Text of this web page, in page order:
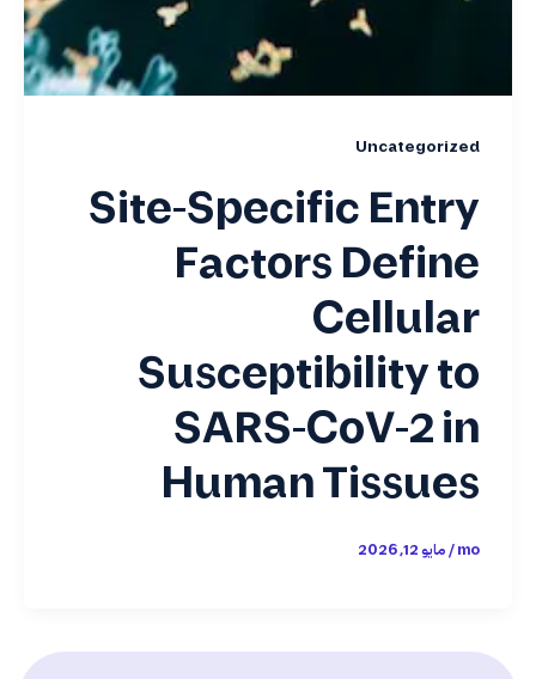
Uncategorized
Site-Specific Entry
Factors Define
Cellular
Susceptibility to
SARS-CoV-2 in
Human Tissues
mo
/ مايو 12, 2026